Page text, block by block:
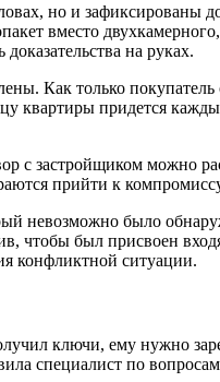
но и зафиксированы
вместо
на руках.
Как только
квартиры придется
с застройщиком можно
прийти к
невозможно было
чтобы был присвоен
конфликтной ситуации.
ключи, ему нужно
специалист по